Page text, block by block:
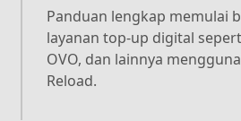
Panduan lengkap memulai
layanan top-up digital
OVO, dan lainnya
Reload.